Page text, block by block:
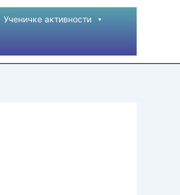
Ученичке активности